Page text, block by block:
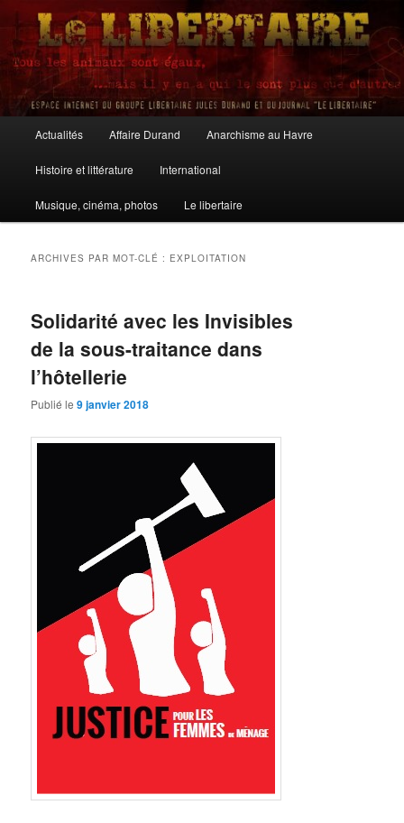
Aller
contenu
principal
Aller
contenu
secondaire
Le Libertaire
principal
Actualités Affaire Durand Anarchisme au Havre
Histoire et littérature International
Musique, cinéma, photos Le libertaire
ARCHIVES PAR MOT-CLÉ : EXPLOITATION
Solidarité avec les Invisibles
de la sous-traitance dans
l’hôtellerie
Publié le9 janvier 2018